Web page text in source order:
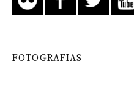
FOTOGRAFIAS